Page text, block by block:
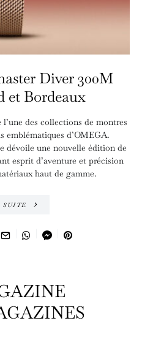
Diver 300M
et Bordeaux
des collections de montres
emblématiques d’OMEGA.
dévoile une nouvelle édition de
esprit d’aventure et précision
haut de gamme.
SUITE